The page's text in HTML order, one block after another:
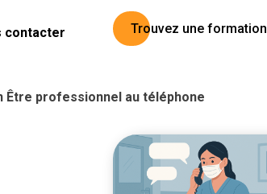
contacter Trouvez une formation
Être professionnel au téléphone